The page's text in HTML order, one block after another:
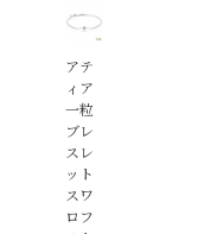
アテ
ィア
一粒
ブレ
スレ
ット
スワ
ロフ